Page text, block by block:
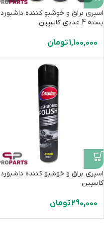
اسپری براق و خوشبو کننده داشبورد
بسته 4 عددی کاسپین
1,100,000تومان
اسپری براق و خوشبو کننده داشبورد
کاسپین
290,000تومان